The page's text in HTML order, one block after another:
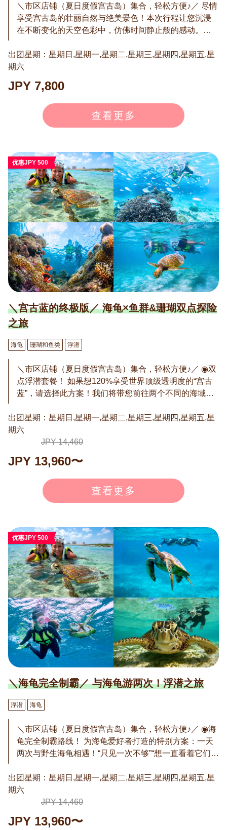
＼市区店铺（夏日度假宫古岛）集合，轻松方便♪／ 尽情
享受宫古岛的壮丽自然与绝美景色！本次行程让您沉浸
在不断变化的天空色彩中，仿佛时间静止般的感动。即
发前进行详细讲解。 体力不足也没问题！★可选“双人骑
乘”！我们的SUP行程不仅可以单人划桨，还可以两人同
可以让伙伴划桨，而您专注于拍照和欣赏风景！ 通常价
格：10,000日元（含税） → 双人骑乘：7,800日元（含
税），单人骑乘：8,800日元（含税） ※价格均为每人。
※1月-2月不举办。
出团星期：星期日,星期一,星期二,星期三,星期四,星期五,星
期六
JPY 7,800
查看更多
优惠JPY 500
＼宫古蓝的终极版／ 海龟×鱼群&珊瑚双点探险
之旅
海龟 珊瑚和鱼类 浮潜
＼市区店铺（夏日度假宫古岛）集合，轻松方便♪／ ◉双
点浮潜套餐！ 如果想120%享受世界顶级透明度的“宫古
蓝”，请选择此方案！我们将带您前往两个不同的海域：
者？ 人生第一次浮潜总是紧张。“刚适应水就结束了…”是
否有过这样的经历？此方案让您在第一站适应水域，第
二站轻松欣赏绝美景色！ ◉免费再挑战！ 虽然遭遇率很
遇见。如果没看到海龟，可免费再次参加！凭借我们的
经验和成绩，必将实现与海龟相遇的感动。 ※“免费再挑
战”条件：如果团队中有人看到海龟，或因个人原因未看
到，则不发放再挑战券。有效期为1年，需自行重新预
税） ※7月-9月：14,460日元（含税） ※1月-2月不举
办。
出团星期：星期日,星期一,星期二,星期三,星期四,星期五,星
期六
JPY 14,460
JPY 13,960〜
查看更多
优惠JPY 500
＼海龟完全制霸／ 与海龟游两次！浮潜之旅
浮潜 海龟
＼市区店铺（夏日度假宫古岛）集合，轻松方便♪／ ◉海
龟完全制霸路线！ 为海龟爱好者打造的特别方案：一天
两次与野生海龟相遇！“只见一次不够”“想一直看着它们的
次行程，乐趣加倍：比较不同个体、拍摄最佳照片，玩
法无限。两次机会也让您更安心，即使海况变化也不
怕。拍照机会翻倍！尽情享受海龟的一天吧。 ◉免费再
素可能导致偶尔无法遇见。如果没看到海龟，可免费再
出团星期：星期日,星期一,星期二,星期三,星期四,星期五,星
期六
JPY 14,460
JPY 13,960〜